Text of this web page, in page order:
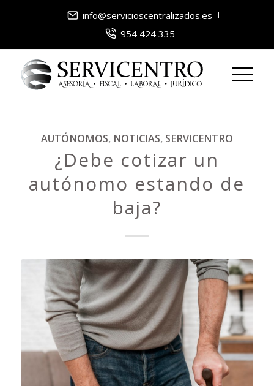
info@servicioscentralizados.es
954 424 335
AUTÓNOMOS, NOTICIAS, SERVICENTRO
¿Debe cotizar un
autónomo estando de
baja?